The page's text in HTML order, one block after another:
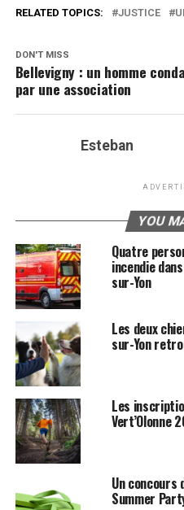
RELATED TOPICS: JUSTICE
DON'T MISS
Bellevigny : un homme
par une association
Esteban
YOU
Quatre
incendie
sur-Yon
Les deux
sur-Yon
Les
Vert’Olonne
Un concours
Summer